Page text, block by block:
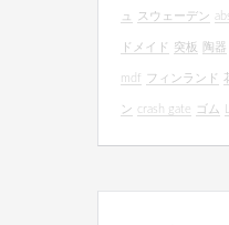
ュ スウェーデン
ドメイド 突板 陶器
mdf フィンランド
ン crash gate ゴム